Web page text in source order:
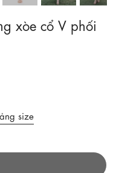
xòe cổ V phối
size